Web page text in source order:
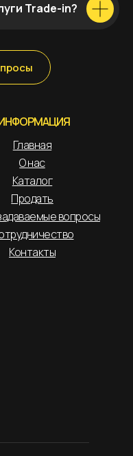
Trade-in?
Главная
О нас
Каталог
Продать
вопросы
Контакты